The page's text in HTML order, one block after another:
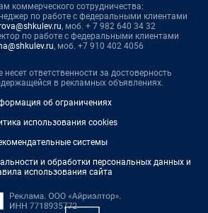
коммерческого сотрудничества:
по работе с федеральными клиентами
, моб. + 7 982 640 34 32
по работе с федеральными клиентами
, моб. +7 910 402 4056
несет ответственности за достоверность
в рекламных объявлениях.
об ограничениях
использования cookies
системы
и обработки персональных данных и
использования сайта